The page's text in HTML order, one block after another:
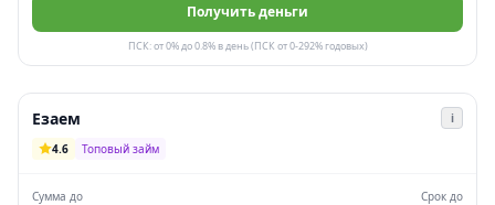
Получить деньги
ПСК: от 0% до 0.8% в день (ПСК от 0-292% годовых)
Езаем
i
4.6
Топовый займ
Сумма до Срок до